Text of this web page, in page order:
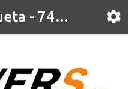
Búsqueda - Etiqueta - 74LS10